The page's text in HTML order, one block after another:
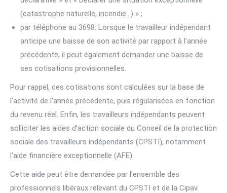
(catastrophe naturelle, incendie…) » ;
par téléphone au 3698. Lorsque le travailleur indépendant
anticipe une baisse de son activité par rapport à l’année
précédente, il peut également demander une baisse de
ses cotisations provisionnelles.
Pour rappel, ces cotisations sont calculées sur la base de
l’activité de l’année précédente, puis régularisées en fonction
du revenu réel. Enfin, les travailleurs indépendants peuvent
solliciter les aides d’action sociale du Conseil de la protection
sociale des travailleurs indépendants (CPSTI), notamment
l’aide financière exceptionnelle (AFE).
Cette aide peut être demandée par l’ensemble des
professionnels libéraux relevant du CPSTI et de la Cipav.